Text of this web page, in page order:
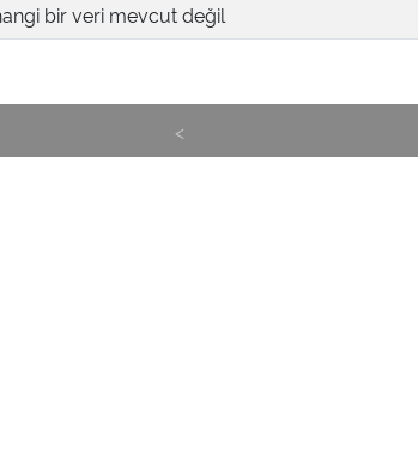
bir veri mevcut değil
<